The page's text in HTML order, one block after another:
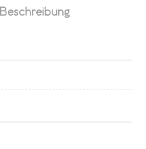
Beschreibung